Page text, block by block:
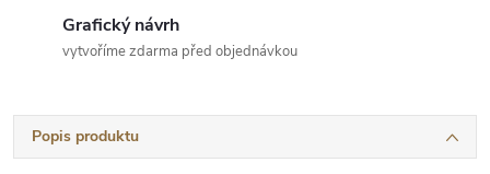
Grafický návrh
vytvoříme zdarma před objednávkou
Popis produktu